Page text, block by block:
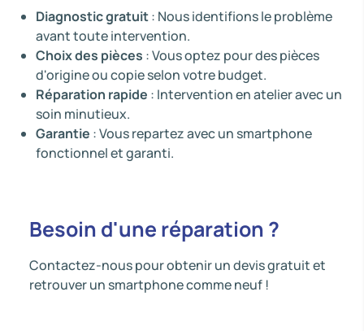
Diagnostic gratuit: Nous identifions le problème
avant toute intervention.
Choix des pièces : Vous optez pour des pièces
d'origine ou copie selon votre budget.
Réparation rapide : Intervention en atelier avec un
soin minutieux.
Garantie : Vous repartez avec un smartphone
fonctionnel et garanti.
Besoin d'une réparation ?
Contactez-nous pour obtenir un devis gratuit et
retrouver un smartphone comme neuf !